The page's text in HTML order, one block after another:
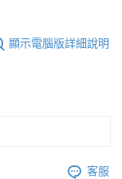
顯示電腦版詳細說明
客服